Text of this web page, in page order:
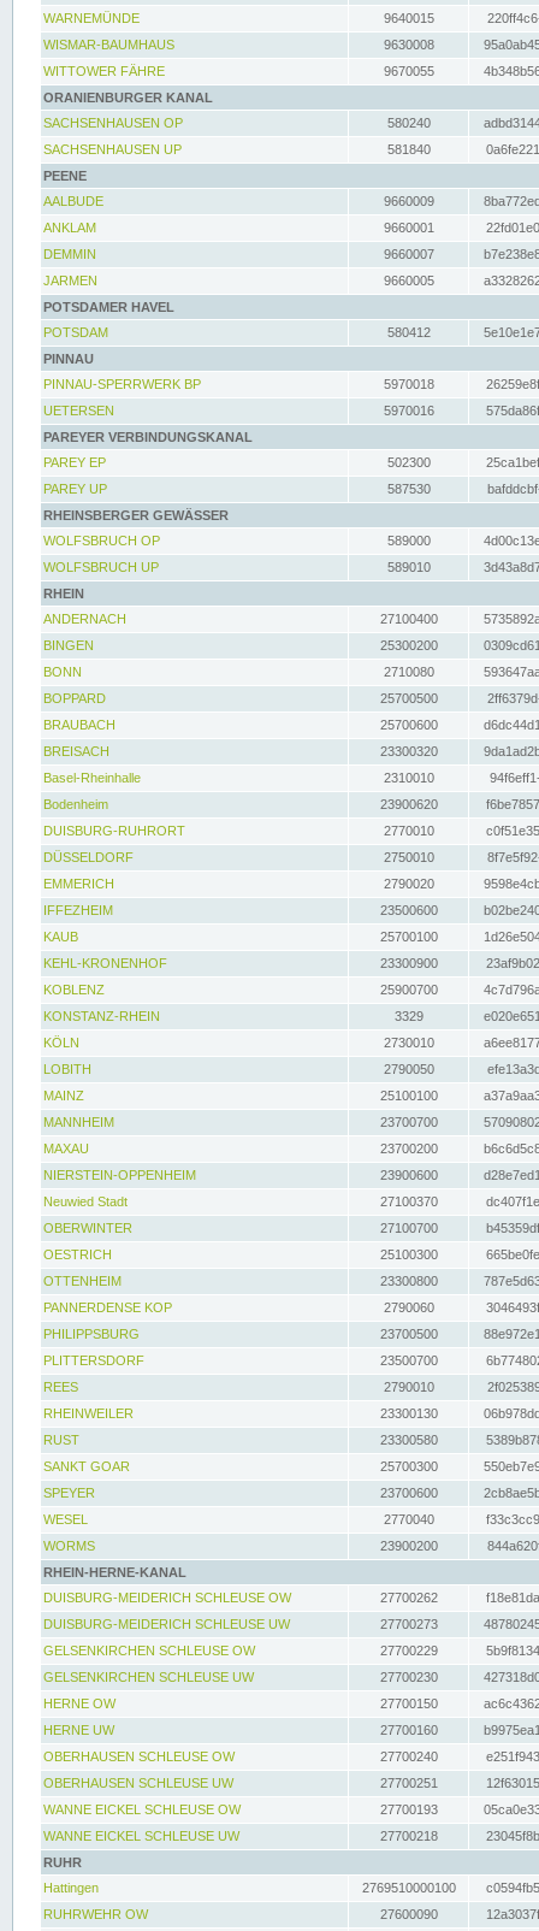
WARNEMÜNDE
9640015
WISMAR-BAUMHAUS
9630008
WITTOWER FÄHRE
9670055
ORANIENBURGER KANAL
SACHSENHAUSEN OP
580240
SACHSENHAUSEN UP
581840
PEENE
AALBUDE
9660009
ANKLAM
9660001
DEMMIN
9660007
JARMEN
9660005
POTSDAMER HAVEL
POTSDAM
580412
PINNAU
PINNAU-SPERRWERK BP
5970018
UETERSEN
5970016
PAREYER VERBINDUNGSKANAL
PAREY EP
502300
PAREY UP
587530
RHEINSBERGER GEWÄSSER
WOLFSBRUCH OP
589000
WOLFSBRUCH UP
589010
RHEIN
ANDERNACH
27100400
BINGEN
25300200
BONN
2710080
BOPPARD
25700500
BRAUBACH
25700600
BREISACH
23300320
Basel-Rheinhalle
2310010
Bodenheim
23900620
DUISBURG-RUHRORT
2770010
DÜSSELDORF
2750010
EMMERICH
2790020
IFFEZHEIM
23500600
KAUB
25700100
KEHL-KRONENHOF
23300900
KOBLENZ
25900700
KONSTANZ-RHEIN
3329
KÖLN
2730010
LOBITH
2790050
MAINZ
25100100
MANNHEIM
23700700
MAXAU
23700200
NIERSTEIN-OPPENHEIM
23900600
Neuwied Stadt
27100370
OBERWINTER
27100700
OESTRICH
25100300
OTTENHEIM
23300800
PANNERDENSE KOP
2790060
PHILIPPSBURG
23700500
PLITTERSDORF
23500700
REES
2790010
RHEINWEILER
23300130
RUST
23300580
SANKT GOAR
25700300
SPEYER
23700600
WESEL
2770040
WORMS
23900200
RHEIN-HERNE-KANAL
DUISBURG-MEIDERICH SCHLEUSE OW
27700262
DUISBURG-MEIDERICH SCHLEUSE UW
27700273
GELSENKIRCHEN SCHLEUSE OW
27700229
GELSENKIRCHEN SCHLEUSE UW
27700230
HERNE OW
27700150
HERNE UW
27700160
OBERHAUSEN SCHLEUSE OW
27700240
OBERHAUSEN SCHLEUSE UW
27700251
WANNE EICKEL SCHLEUSE OW
27700193
WANNE EICKEL SCHLEUSE UW
27700218
RUHR
Hattingen
2769510000100
RUHRWEHR OW
27600090